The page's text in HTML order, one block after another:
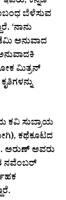
ಬೆಳೆಸುವ
‘ನಾನು
ಅನುವಾದ
ಮಿತ್ರನ್
ಕವಿ ಸುಬ್ರಾಯ
ಕಥೆಕೂಟದ
ಅರುಣ್ ಅವರು
ನವೆಂಬರ್